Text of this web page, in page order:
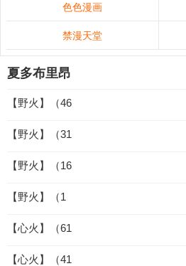
色色漫画
禁漫天堂
夏多布里昂
【野火】（46
【野火】（31
【野火】（16
【野火】（1
【心火】（61
【心火】（41